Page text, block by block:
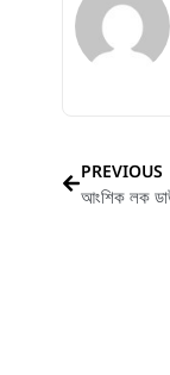
PREVIOUS
আংশিক লক